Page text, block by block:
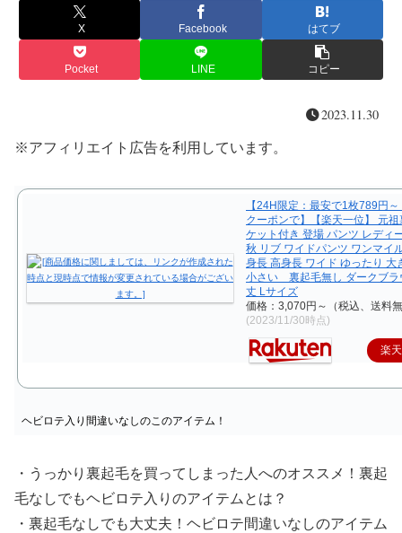
X Facebook はてブ
Pocket LINE コピー
2023.11.30
※アフィリエイト広告を利用しています。
【24H限定：最安で1枚789円
クーポンで】【楽天一位】 元
ケット付き 登場 パンツ レディ
秋 リブ ワイドパンツ ワンマイ
身長 高身長 ワイド ゆったり 大
小さい 裏起毛無し ダークブラ
丈 Lサイズ
価格：3,070円～（税込、送料
(2023/11/30時点)
楽
ヘビロテ入り間違いなしのこのアイテム！
・うっかり裏起毛を買ってしまった人へのオススメ！裏起
毛なしでもヘビロテ入りのアイテムとは？
・裏起毛なしでも大丈夫！ヘビロテ間違いなしのアイテム